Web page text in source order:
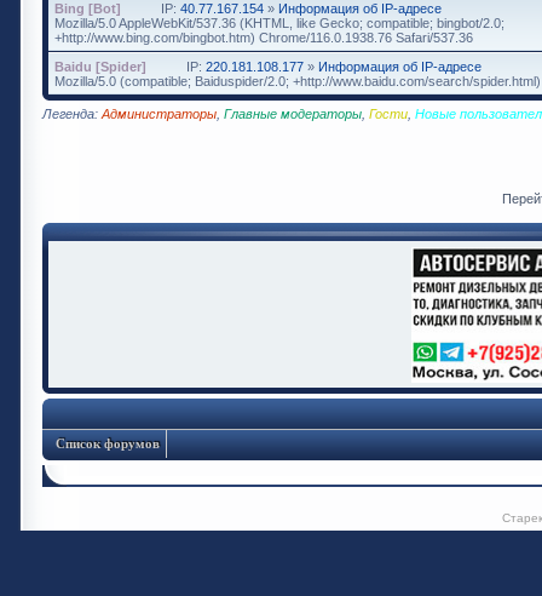
Bing [Bot]
IP: 40.77.167.154 » Информация об IP-адресе
Mozilla/5.0 AppleWebKit/537.36 (KHTML, like Gecko; compatible; bingbot/2.0;
+http://www.bing.com/bingbot.htm) Chrome/116.0.1938.76 Safari/537.36
Baidu [Spider]
IP: 220.181.108.177 » Информация об IP-адресе
Mozilla/5.0 (compatible; Baiduspider/2.0; +http://www.baidu.com/search/spider.html)
Легенда: Администраторы Главные модераторы Гости Новые
Список форумов